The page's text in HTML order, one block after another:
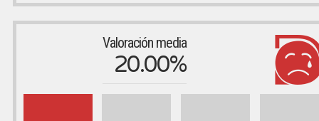
Valoración media
20.00%